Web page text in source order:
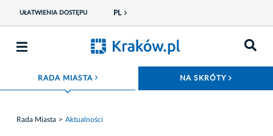
UŁATWIENIA DOSTĘPU PL
RADA MIASTAROZWIŃ MENU NA SKRÓTY
Rada Miasta Aktualności